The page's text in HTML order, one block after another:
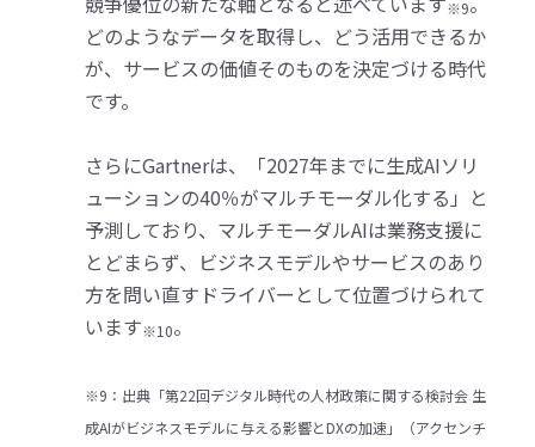
※9
どのようなデータを取得し、どう活用できるか
が、サービスの価値そのものを決定づける時代
です。
さらにGartnerは、「2027年までに生成AIソリ
ューションの40％がマルチモーダル化する」と
予測しており、マルチモーダルAIは業務支援に
とどまらず、ビジネスモデルやサービスのあり
方を問い直すドライバーとして位置づけられて
います※10。
※9：出典「第22回デジタル時代の人材政策に関する検討会 生
成AIがビジネスモデルに与える影響とDXの加速」（アクセンチ